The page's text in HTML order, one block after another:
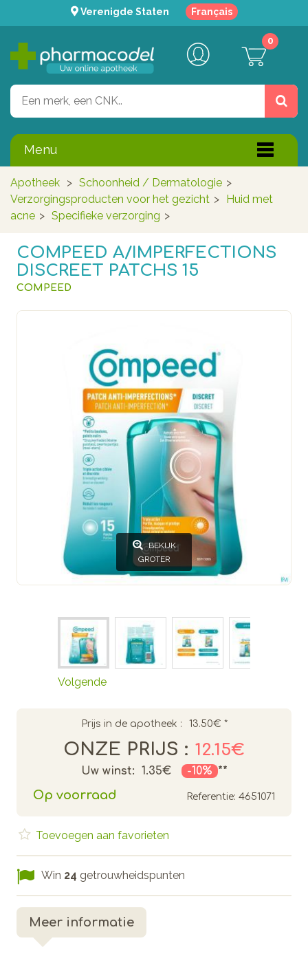
Verenigde Staten Français
0
Menu
Apotheek > Schoonheid / Dermatologie >
Verzorgingsproducten voor het gezicht > Huid met
acne > Specifieke verzorging >
COMPEED A/IMPERFECTIONS
DISCREET PATCHS 15
COMPEED
BEKIJK
GROTER
Volgende
Prijs in de apotheek : 13.50€ *
ONZE PRIJS : 12.15€
Uw winst: 1.35€ -10% **
Op voorraad Referentie: 4651071
Toevoegen aan favorieten
Win 24 getrouwheidspunten
Meer informatie